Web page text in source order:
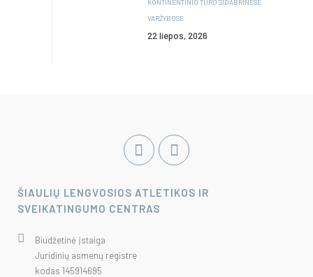
KONTINENTINIO TURO SIDABRINĖSE
VARŽYBOSE
22 liepos, 2026
ŠIAULIŲ LENGVOSIOS ATLETIKOS IR
SVEIKATINGUMO CENTRAS
Biudžetinė įstaiga
Juridinių asmenų registre
kodas 145914695